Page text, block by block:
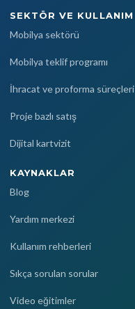
SEKTÖR VE KULLANIM
Mobilya sektörü
Mobilya teklif programı
İhracat ve proforma süreçleri
Proje bazlı satış
Dijital kartvizit
KAYNAKLAR
Blog
Yardım merkezi
Kullanım rehberleri
Sıkça sorulan sorular
Video eğitimler